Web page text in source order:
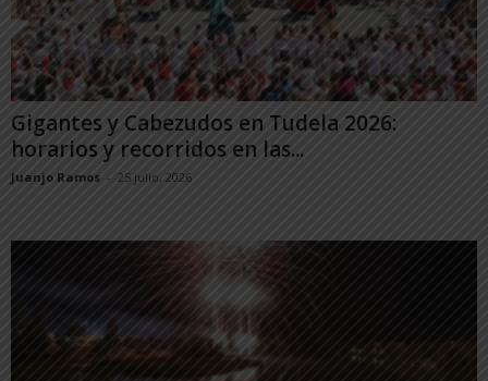
Gigantes y Cabezudos en Tudela 2026:
horarios y recorridos en las...
Juanjo Ramos - 25 julio, 2026